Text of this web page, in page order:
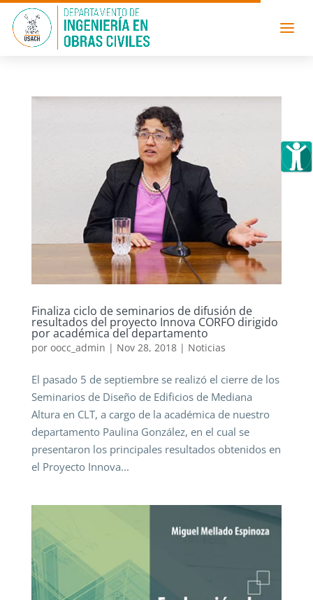
Finaliza ciclo de seminarios de difusión de
resultados del proyecto Innova CORFO dirigido
por académica del departamento
por oocc_admin | Nov 28, 2018| Noticias
El pasado 5 de septiembre se realizó el cierre de los
Seminarios de Diseño de Edificios de Mediana
Altura en CLT, a cargo de la académica de nuestro
departamento Paulina González, en el cual se
presentaron los principales resultados obtenidos en
el Proyecto Innova...